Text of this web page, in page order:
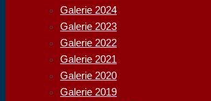
Galerie 2024
Galerie 2023
Galerie 2022
Galerie 2021
Galerie 2020
Galerie 2019